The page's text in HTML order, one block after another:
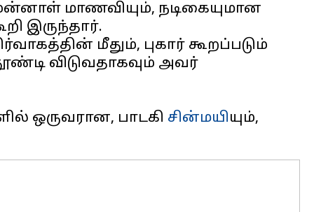
மாணவியும், நடிகையுமான
இருந்தார்.
மீதும், புகார் கூறப்படும்
விடுவதாகவும் அவர்
ஒருவரான, பாடகி சின்மயியும்,